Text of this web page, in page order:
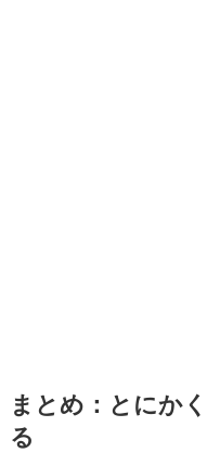
まとめ：とにか
る